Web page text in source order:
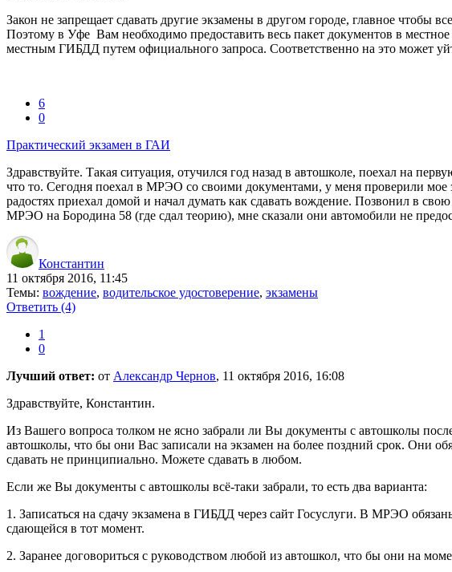
Закон не запрещает сдавать другие экзамены в другом городе, главное
Поэтому в Уфе Вам необходимо предоставить весь пакет документов в
местным ГИБДД путем официального запроса. Соответственно на это может
6
0
Практический экзамен в ГАИ
Здравствуйте. Такая ситуация, отучился год назад в автошколе, поехал на
что то. Сегодня поехал в МРЭО со своими документами, у меня проверили мое
радостях приехал домой и начал думать как сдавать вождение. Позвонил в
МРЭО на Бородина 58 (где сдал теорию), мне сказали они автомобили не
Константин
11 октября 2016, 11:45
Темы: вождение, водительское удостоверение, экзамены
Ответить (4)
1
0
Лучший ответ: от Александр Чернов, 11 октября 2016, 16:08
Здравствуйте, Константин.
Из Вашего вопроса толком не ясно забрали ли Вы документы с автошколы
автошколы, что бы они Вас записали на экзамен на более поздний срок. Они
сдавать не принципиально. Можете сдавать в любом.
Если же Вы документы с автошколы всё-таки забрали, то есть два варианта:
1. Записаться на сдачу экзамена в ГИБДД через сайт Госуслуги. В МРЭО
сдающейся в тот момент.
2. Заранее договориться с руководством любой из автошкол, что бы они на